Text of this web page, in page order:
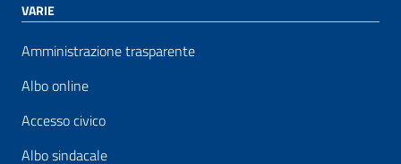
VARIE
Amministrazione trasparente
Albo online
Accesso civico
Albo sindacale